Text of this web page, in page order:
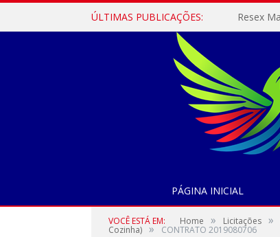
ÚLTIMAS PUBLICAÇÕES:
PÁGINA INICIAL
VOCÊ ESTÁ EM: Home » Licitações »
Cozinha) » CONTRATO 2019080706